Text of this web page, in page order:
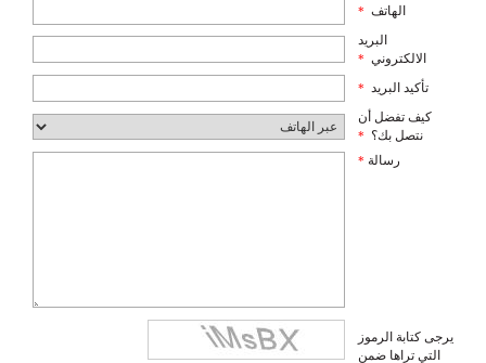
الهاتف *
البريد
الالكتروني *
تأكيد البريد *
كيف تفضل أن
نتصل بك؟ *
رسالة *
يرجى كتابة الرموز
التي تراها ضمن